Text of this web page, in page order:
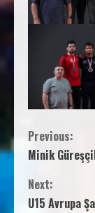
Previous:
Minik
Next:
U15 Avrupa